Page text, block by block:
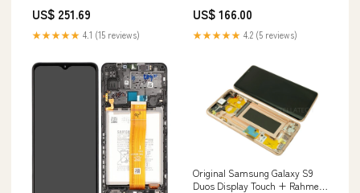
US$ 251.69
★★★★★ 4.1 (15 reviews)
US$ 166.00
★★★★★ 4.2 (5 reviews)
Original Samsung Galaxy S9
Duos Display Touch + Rahmen